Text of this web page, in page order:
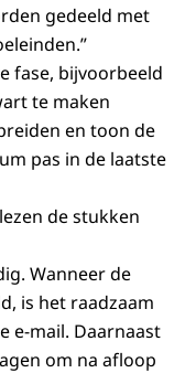
gedeeld met
fase, bijvoorbeeld
te maken
en toon de
pas in de laatste
de stukken
Wanneer de
is het raadzaam
e-mail. Daarnaast
om na afloop